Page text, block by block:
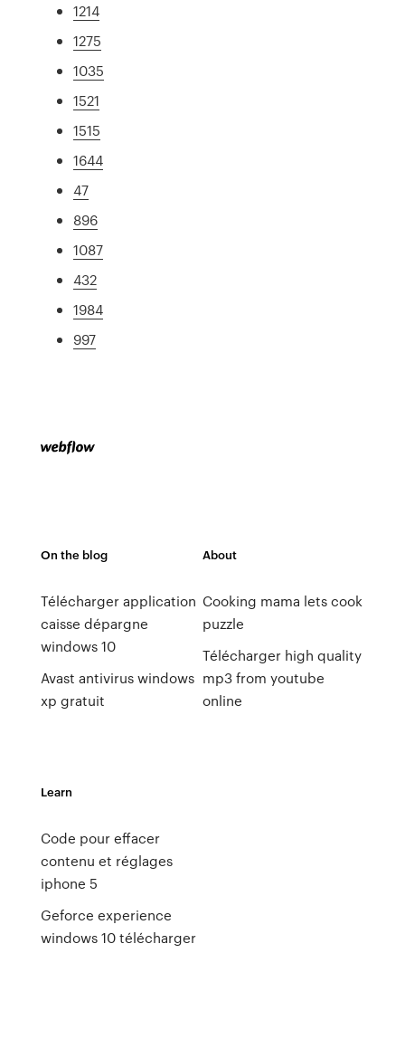
1214
1275
1035
1521
1515
1644
47
896
1087
432
1984
997
On the blog
Télécharger application
caisse dépargne
windows 10
Avast antivirus windows
xp gratuit
About
Cooking mama lets cook
puzzle
Télécharger high quality
mp3 from youtube
online
Learn
Code pour effacer
contenu et réglages
iphone 5
Geforce experience
windows 10 télécharger